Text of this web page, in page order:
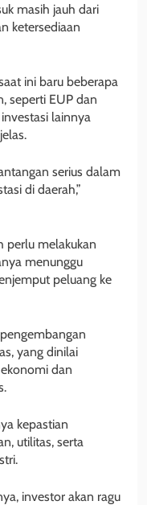
masih jauh dari
ketersediaan
ini baru beberapa
seperti EUP dan
lainnya
serius dalam
di daerah,”
perlu melakukan
menunggu
peluang ke
yang dinilai
dan
kepastian
utilitas, serta
investor akan ragu